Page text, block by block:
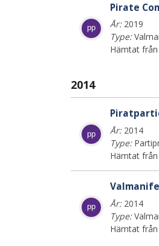
pp
Pirate
År:2019
Type:
Hämtat
2014
pp År:2014
Type:
Hämtat
pp År:2014
Type:
Hämtat